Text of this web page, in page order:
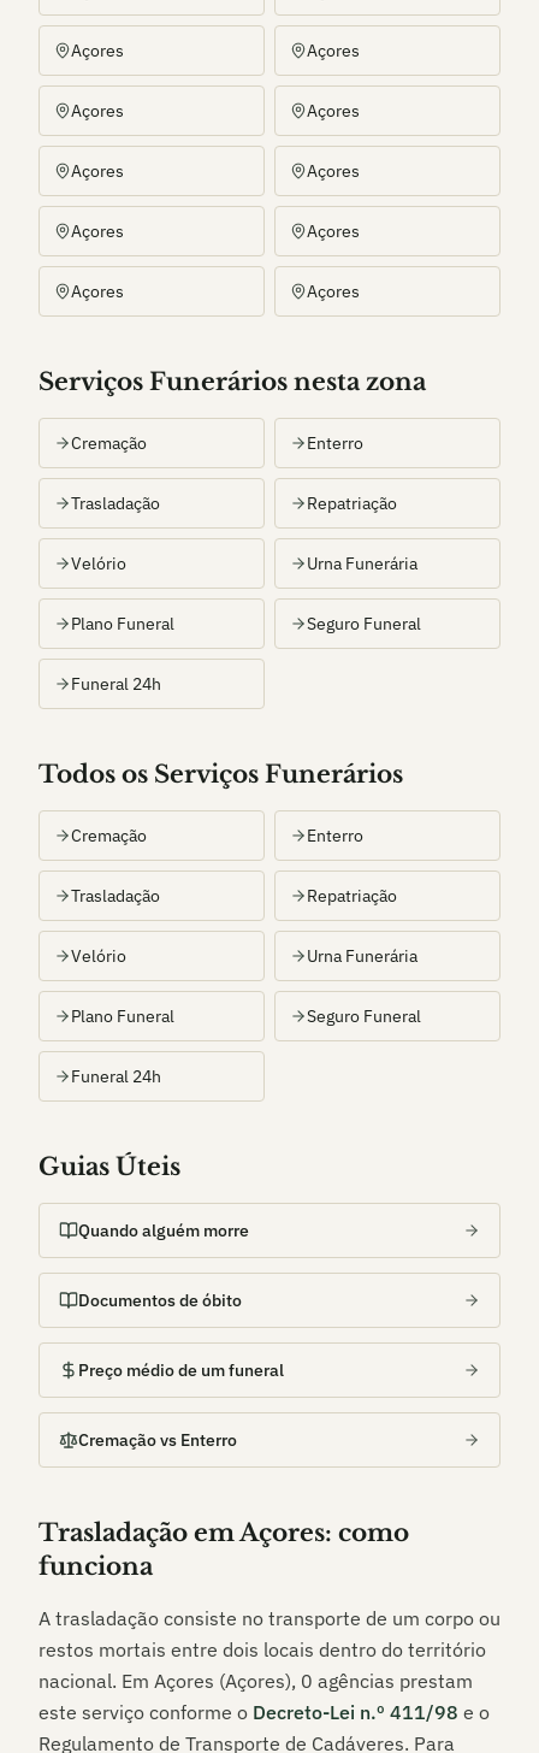
Açores Açores
Açores Açores
Açores Açores
Açores Açores
Açores Açores
Serviços Funerários nesta zona
Cremação Enterro
Trasladação Repatriação
Velório Urna Funerária
Plano Funeral Seguro Funeral
Funeral 24h
Todos os Serviços Funerários
Cremação Enterro
Trasladação Repatriação
Velório Urna Funerária
Plano Funeral Seguro Funeral
Funeral 24h
Guias Úteis
Quando alguém morre
Documentos de óbito
Preço médio de um funeral
Cremação vs Enterro
Trasladação emAçores: como
funciona
A trasladação consiste no transporte de um corpo ou
restos mortais entre dois locais dentro do território
nacional. Em Açores (Açores), 0 agências prestam
este serviço conforme o Decreto-Lei n.º 411/98 e o
Regulamento de Transporte de Cadáveres. Para